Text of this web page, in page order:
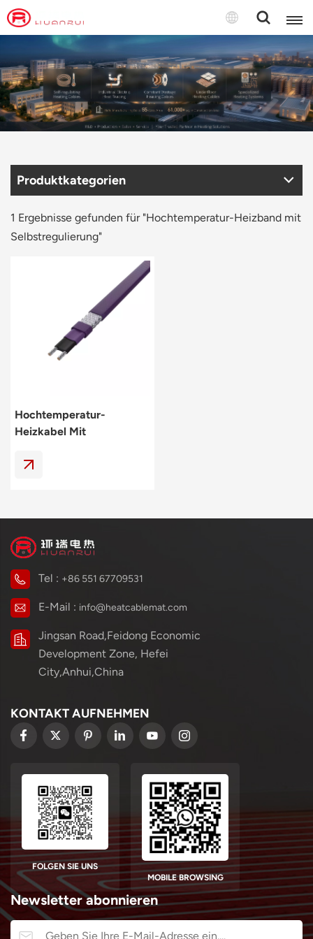
Deutsch
English
français
italiano
Produktkategorien
1 Ergebnisse gefunden für "Hochtemperatur-Heizband mit
Selbstregulierung"
Hochtemperatur-
Heizkabel Mit
Newsletter abonnieren
Tel : +86 551 67709531
E-Mail : info@heatcablemat.com
Jingsan Road,Feidong Economic
Development Zone, Hefei
City,Anhui,China
KONTAKT AUFNEHMEN
FOLGEN SIE UNS
MOBILE BROWSING